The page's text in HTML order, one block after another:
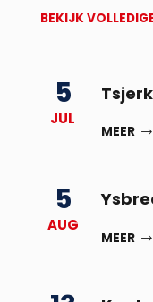
BEKIJK
5
JUL
MEER
5
AUG
MEER